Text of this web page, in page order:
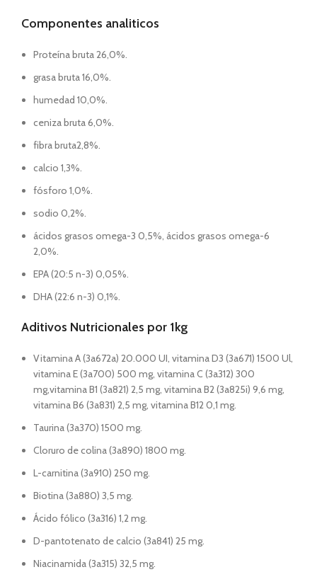
Componentes analiticos
Proteína bruta 26,0%.
grasa bruta 16,0%.
humedad 10,0%.
ceniza bruta 6,0%.
fibra bruta2,8%.
calcio 1,3%.
fósforo 1,0%.
sodio 0,2%.
ácidos grasos omega-3 0,5%, ácidos grasos omega-6
2,0%.
EPA (20:5 n-3) 0,05%.
DHA (22:6 n-3) 0,1%.
Aditivos Nutricionales por 1kg
Vitamina A (3a672a) 20.000 UI, vitamina D3 (3a671) 1500 Ul,
vitamina E (3a700) 500 mg, vitamina C (3a312) 300
mg,vitamina B1 (3a821) 2,5 mg, vitamina B2 (3a825i) 9,6 mg,
vitamina B6 (3a831) 2,5 mg, vitamina B12 0,1 mg.
Taurina (3a370) 1500 mg.
Cloruro de colina (3a890) 1800 mg.
L-carnitina (3a910) 250 mg.
Biotina (3a880) 3,5 mg.
Ácido fólico (3a316) 1,2 mg.
D-pantotenato de calcio (3a841) 25 mg.
Niacinamida (3a315) 32,5 mg.